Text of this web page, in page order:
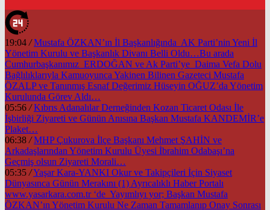
19:04 / Mustafa ÖZKAN’ın İl Başkanlığında AK Parti’nin Yeni İl
Yönetim Kurulu ve Başkanlık Divanı Belli Oldu…Bu arada
Cumhurbaşkanımız ERDOĞAN ve Ak Parti’ye Daima Vefa Dolu
Bağlılıklarıyla Kamuoyunca Yakinen Bilinen Gazeteci Mustafa
ÖZALP ve Tanınmış Esnaf Değerimiz Hüseyin OĞUZ’da Yönetim
Kurulunda Görev Aldı…
05:56 / Kıbrıs Adanalılar Derneğinden Kozan Ticaret Odası İle
İşbirliği Ziyareti ve Günün Anısına Başkan Mustafa KANDEMİR’e
Plaket…
06:38 / MHP Çukurova İlçe Başkanı Mehmet ŞAHİN ve
Arkadaşlarından Yönetim Kurulu Üyesi İbrahim Odabaşı’na
Geçmiş olsun Ziyareti Morali…
05:35 /Yaşar Kara-YANKI Okur ve Takipçileri İçin Siyaset
Dünyasınca Günün Merakını (1) Ayrıcalıklı Haber Portalı
www.yasarkara.com.tr ‘de Yayımlıyı yor; Başkan Mustafa
ÖZKAN’ın Yönetim Kurulu Ne Zaman Tamamlanıp Onay Sonrası